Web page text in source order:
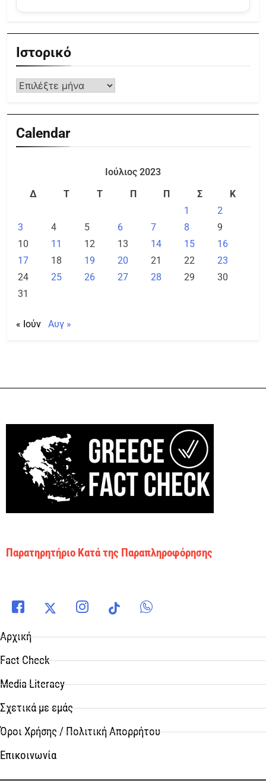
Ιστορικό
Calendar
Ιούλιος 2023
Δ
Τ Τ Π Π Σ
Κ
1
2
3
4 5 6 7 8
9
10
11 12 13 14 15
16
17
18 19 20 21 22
23
24
25 26 27 28 29
30
31
« Ιούν Αυγ »
Παρατηρητήριο Κατά της Παραπληροφόρησης
Αρχική
Fact Check
Media Literacy
Σχετικά με εμάς
Όροι Χρήσης / Πολιτική Απορρήτου
Επικοινωνία